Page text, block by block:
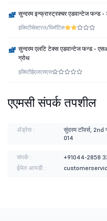
सुन्दरम इन्फ्रास्ट्रक्चर एडवान्टेज फन्ड
इक्विटीसेक्टरल/थिमॅटिक
सुन्दरम एलटि टेक्स एडवान्टेज फन्ड -
ग्रोथ
इक्विटीईएलएसएस
एएमसी संपर्क तपशील
ॲड्रेस :
सुंदरम टॉवर्स, 2nd
014
संपर्क :
+91044-2858
ईमेल आयडी :